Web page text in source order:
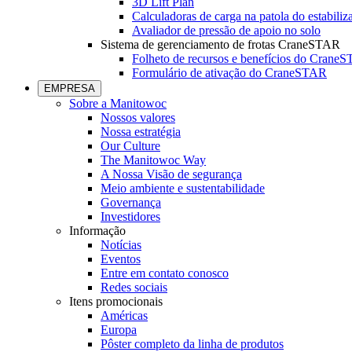
Calculadoras de carga na patola do
Avaliador de pressão de apoio no solo
Sistema de gerenciamento de frotas CraneSTAR
Folheto de recursos e benefícios do
Formulário de ativação do CraneSTAR
EMPRESA
Sobre a Manitowoc
Nossos valores
Nossa estratégia
Our Culture
The Manitowoc Way
A Nossa Visão de segurança
Meio ambiente e sustentabilidade
Governança
Investidores
Informação
Notícias
Eventos
Entre em contato conosco
Redes sociais
Itens promocionais
Américas
Europa
Pôster completo da linha de produtos